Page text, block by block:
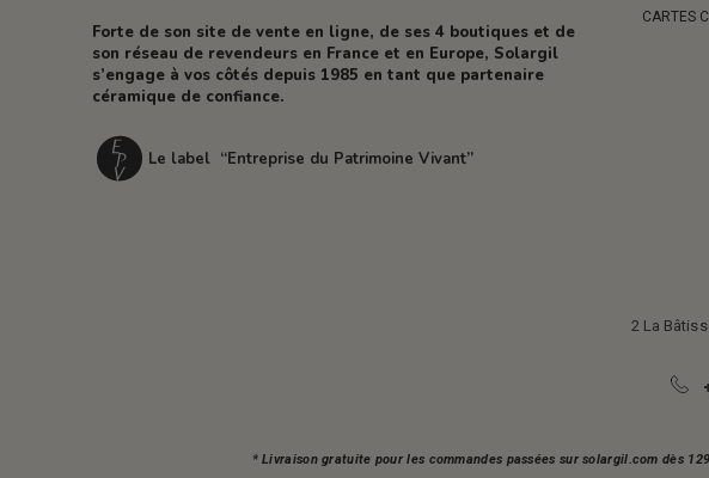
Forte de son site de vente en ligne, de ses 4 boutiques et de
son réseau de revendeurs en France et en Europe, Solargil
s’engage à vos côtés depuis 1985 en tant que partenaire
céramique de confiance.
Le label “Entreprise du Patrimoine Vivant”
CARTES
2 La
* Livraison gratuite pour les commandes passées sur solargil.com dès